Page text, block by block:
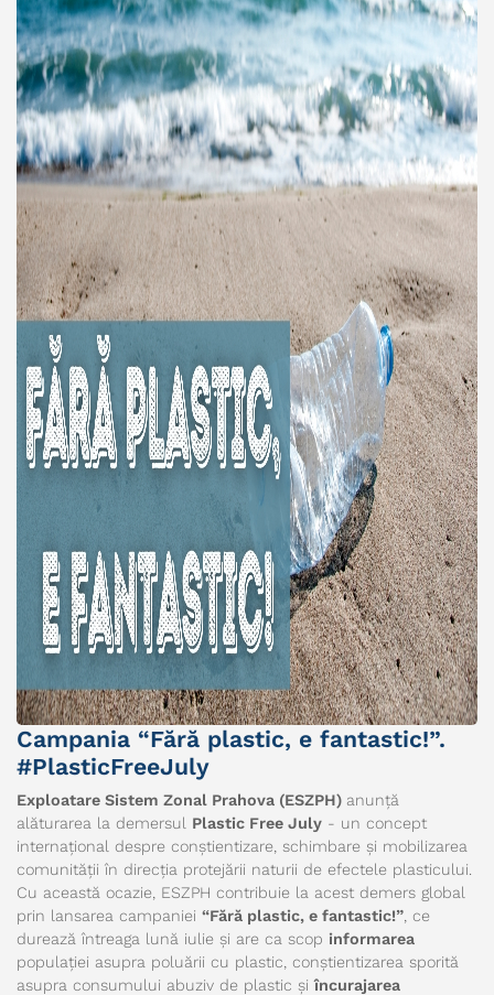
Campania “Fără plastic, e fantastic!”.
#PlasticFreeJuly
Exploatare Sistem Zonal Prahova (ESZPH) anunță
alăturarea la demersul Plastic Free July - un concept
internațional despre conștientizare, schimbare și mobilizarea
comunității în direcția protejării naturii de efectele plasticului.
Cu această ocazie, ESZPH contribuie la acest demers global
prin lansarea campaniei “Fără plastic, e fantastic!” , ce
durează întreaga lună iulie și are ca scop informarea
populației asupra poluării cu plastic, conștientizarea sporită
asupra consumului abuziv de plastic șiîncurajarea